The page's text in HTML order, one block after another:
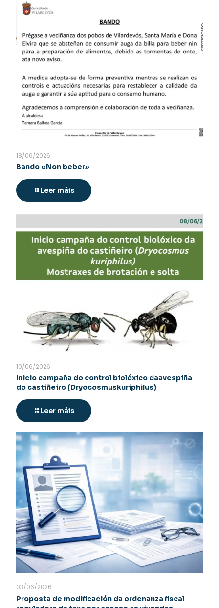
18/06/2026
Bando «Non beber»
Leer máis
10/06/2026
Inicio campaña do control biolóxico daavespiña
do castiñeiro (Dryocosmuskuriphilus)
Leer máis
03/06/2026
Proposta de modificación da ordenanza fiscal